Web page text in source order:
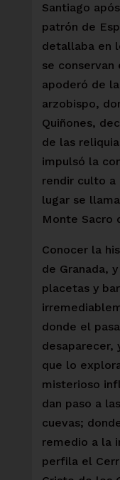
Santiago
patrón de
detallaba en
se conservan
apoderó de
arzobispo,
Quiñones,
de las
impulsó la
rendir culto a
lugar se
Monte Sacro
Conocer la
de Granada,
placetas y
donde el
desaparecer,
que lo
misterioso
dan paso a
cuevas;
remedio a la
perfila el